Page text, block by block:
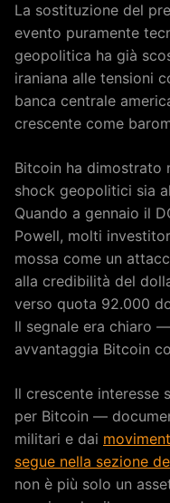
La sostituzione del
evento puramente
geopolitica ha già
iraniana alle tensioni
banca centrale
crescente come
Bitcoin ha dimostrato
shock geopolitici sia
Quando a gennaio il
Powell, molti
mossa come un
alla credibilità del
verso quota 92.000
Il segnale era chiaro
avvantaggia Bitcoin
Il crescente interesse
per Bitcoin —
militari e dai
segue nella sezione
non è più solo un